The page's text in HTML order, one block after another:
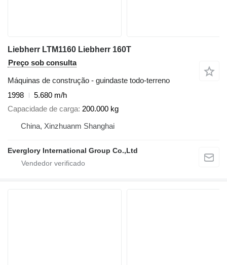
Liebherr LTM1160 Liebherr 160T
Preço sob consulta
Máquinas de construção - guindaste todo-terreno
1998
5.680 m/h
Capacidade de carga 200.000 kg
China, Xinzhuanm Shanghai
Everglory International Group Co.,Ltd